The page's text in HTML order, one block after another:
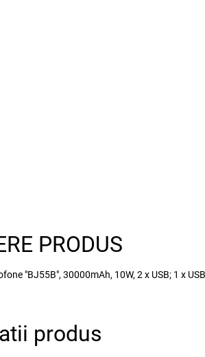
PRODUS
"BJ55B", 30000mAh, 10W, 2 x USB; 1 x
produs